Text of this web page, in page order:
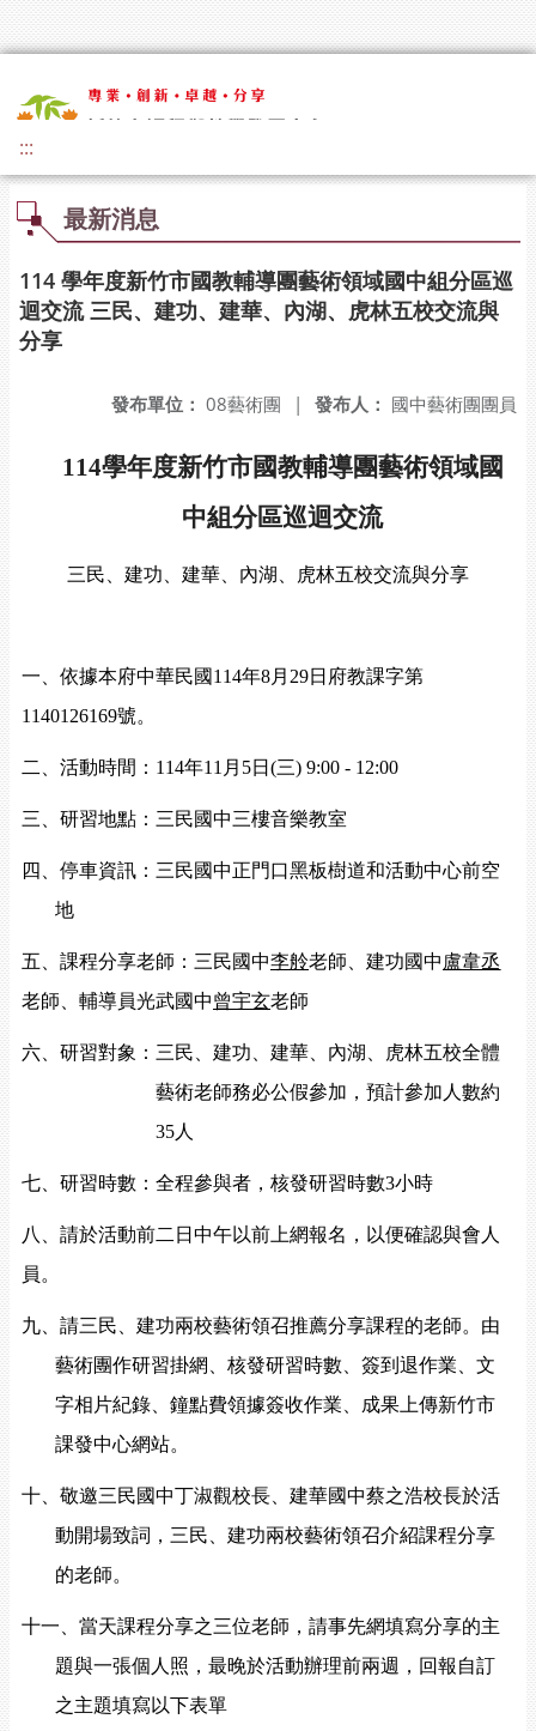
:::
最新消息
114 學年度新竹市國教輔導團藝術領域國中組分區巡
迴交流 三民、建功、建華、內湖、虎林五校交流與
分享
發布人： 國中藝術團團員
發布單位： 08藝術團 |
114學年度新竹市國教輔導團藝術領域國
中組分區巡迴交流
三民、建功、建華、內湖、虎林五校交流與分享
一、依據本府中華民國114年8月 29日府教課字第
1140126169號。
二、 活動時間： 114年11 月 5日 (三) 9:00 - 12:00
三、研習地點： 三民國中三樓音樂教室
四、停車資訊： 三民國中正門口黑板樹道和活動中心前空
地
五、課程分享老師： 三民國中李舲老師 、建功國中 盧韋丞
老師、輔導員光武國中曾宇玄老師
六、研習對象： 三民、建功、建華、內湖、虎林五校全體
藝術老師務必公假參加，預計參加人數約
35人
七、研習時數：全程參與者，核發研習時數3小時
八、請於活動前二日中午以前上網報名，以便確認與會人
員。
九、請三民、建功兩校藝術領召推薦分享課程的老師。由
藝術團作研習掛網、核發研習時數、簽到退作業、文
字相片紀錄、鐘點費領據簽收作業、成果上傳新竹市
課發中心網站。
十、敬邀三民國中丁淑觀校長、建華國中蔡之浩校長於活
動開場致詞，三民、建功兩校藝術領召介紹課程分享
的老師。
十一、當天課程分享之三位老師，請事先網填寫分享的主
題與一張個人照，最晚於活動辦理前兩週，回報自訂
之主題填寫以下表單